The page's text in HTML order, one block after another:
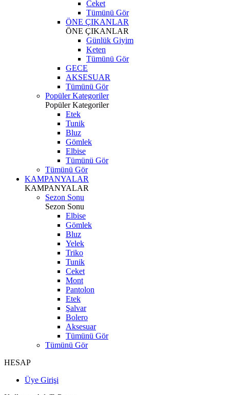
Ceket
Tümünü Gör
ÖNE ÇIKANLAR
ÖNE ÇIKANLAR
Günlük Giyim
Keten
Tümünü Gör
GECE
AKSESUAR
Tümünü Gör
Popüler Kategoriler
Popüler Kategoriler
Etek
Tunik
Bluz
Gömlek
Elbise
Tümünü Gör
Tümünü Gör
KAMPANYALAR
KAMPANYALAR
Sezon Sonu
Sezon Sonu
Elbise
Gömlek
Bluz
Yelek
Triko
Tunik
Ceket
Mont
Pantolon
Etek
Şalvar
Bolero
Aksesuar
Tümünü Gör
Tümünü Gör
HESAP
Üye Girişi